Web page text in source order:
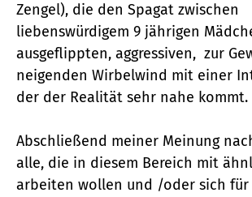
Zengel), die den Spagat zwischen
liebenswürdigem 9 jährigen
ausgeflippten, aggressiven, zur
neigenden Wirbelwind mit einer
der der Realität sehr nahe kommt.
Abschließend meiner Meinung
alle, die in diesem Bereich mit
arbeiten wollen und /oder sich für